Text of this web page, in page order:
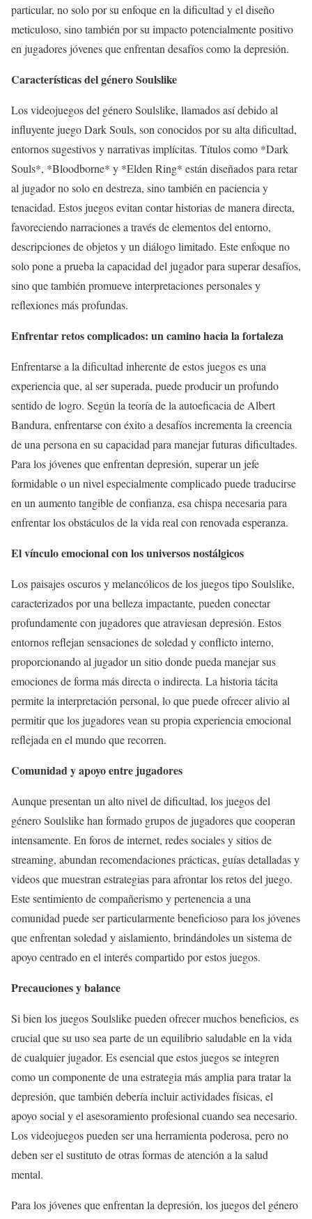
particular, no solo por su enfoque en la dificultad y el diseño
meticuloso, sino también por su impacto potencialmente positivo
en jugadores jóvenes que enfrentan desafíos como la depresión.
Características del género Soulslike
Los videojuegos del género Soulslike, llamados así debido al
influyente juego Dark Souls, son conocidos por su alta dificultad,
entornos sugestivos y narrativas implícitas. Títulos como *Dark
Souls*, *Bloodborne* y *Elden Ring* están diseñados para retar
al jugador no solo en destreza, sino también en paciencia y
tenacidad. Estos juegos evitan contar historias de manera directa,
favoreciendo narraciones a través de elementos del entorno,
descripciones de objetos y un diálogo limitado. Este enfoque no
solo pone a prueba la capacidad del jugador para superar desafíos,
sino que también promueve interpretaciones personales y
reflexiones más profundas.
Enfrentar retos complicados: un camino hacia la fortaleza
Enfrentarse a la dificultad inherente de estos juegos es una
experiencia que, al ser superada, puede producir un profundo
sentido de logro. Según la teoría de la autoeficacia de Albert
Bandura, enfrentarse con éxito a desafíos incrementa la creencia
de una persona en su capacidad para manejar futuras dificultades.
Para los jóvenes que enfrentan depresión, superar un jefe
formidable o un nivel especialmente complicado puede traducirse
en un aumento tangible de confianza, esa chispa necesaria para
enfrentar los obstáculos de la vida real con renovada esperanza.
El vínculo emocional con los universos nostálgicos
Los paisajes oscuros y melancólicos de los juegos tipo Soulslike,
caracterizados por una belleza impactante, pueden conectar
profundamente con jugadores que atraviesan depresión. Estos
entornos reflejan sensaciones de soledad y conflicto interno,
proporcionando al jugador un sitio donde pueda manejar sus
emociones de forma más directa o indirecta. La historia tácita
permite la interpretación personal, lo que puede ofrecer alivio al
permitir que los jugadores vean su propia experiencia emocional
reflejada en el mundo que recorren.
Comunidad y apoyo entre jugadores
Aunque presentan un alto nivel de dificultad, los juegos del
género Soulslike han formado grupos de jugadores que cooperan
intensamente. En foros de internet, redes sociales y sitios de
streaming, abundan recomendaciones prácticas, guías detalladas y
videos que muestran estrategias para afrontar los retos del juego.
Este sentimiento de compañerismo y pertenencia a una
comunidad puede ser particularmente beneficioso para los jóvenes
que enfrentan soledad y aislamiento, brindándoles un sistema de
apoyo centrado en el interés compartido por estos juegos.
Precauciones y balance
Si bien los juegos Soulslike pueden ofrecer muchos beneficios, es
crucial que su uso sea parte de un equilibrio saludable en la vida
de cualquier jugador. Es esencial que estos juegos se integren
como un componente de una estrategia más amplia para tratar la
depresión, que también debería incluir actividades físicas, el
apoyo social y el asesoramiento profesional cuando sea necesario.
Los videojuegos pueden ser una herramienta poderosa, pero no
deben ser el sustituto de otras formas de atención a la salud
mental.
Para los jóvenes que enfrentan la depresión, los juegos del género